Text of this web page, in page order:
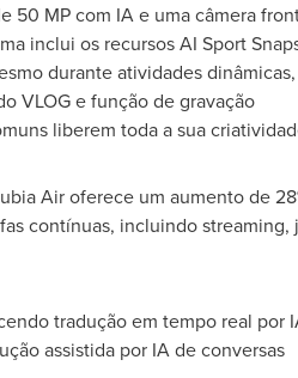
50 MP com IA e uma câmera
inclui os recursos AI Sport
durante atividades dinâmicas,
VLOG e função de gravação
liberem toda a sua
Air oferece um aumento de
contínuas, incluindo streaming,
tradução em tempo real por
assistida por IA de conversas